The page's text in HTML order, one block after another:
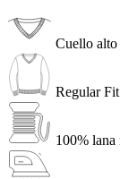
Cuello alto
Regular Fit
100% lana